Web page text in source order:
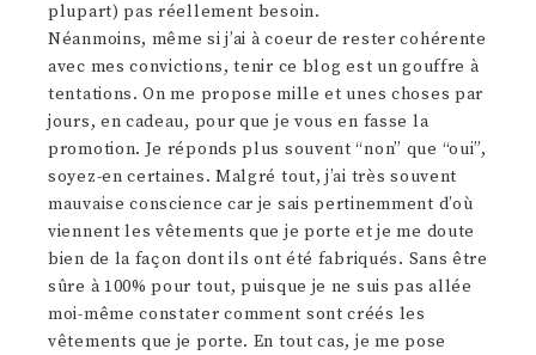
plupart) pas réellement besoin.
Néanmoins, même si j’ai à coeur de rester cohérente
avec mes convictions, tenir ce blog est un gouffre à
tentations. On me propose mille et unes choses par
jours, en cadeau, pour que je vous en fasse la
promotion. Je réponds plus souvent “non” que “oui”,
soyez-en certaines. Malgré tout, j’ai très souvent
mauvaise conscience car je sais pertinemment d’où
viennent les vêtements que je porte et je me doute
bien de la façon dont ils ont été fabriqués. Sans être
sûre à 100% pour tout, puisque je ne suis pas allée
moi-même constater comment sont créés les
vêtements que je porte. En tout cas, je me pose